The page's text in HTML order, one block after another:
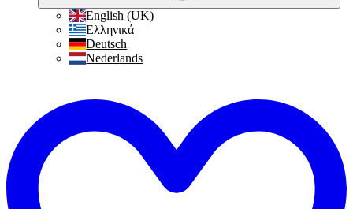
English (UK)
Ελληνικά
Deutsch
Nederlands